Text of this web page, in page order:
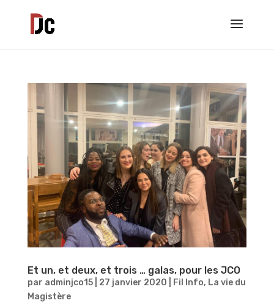
Et un, et deux, et trois … galas, pour les JCO
par adminjco15| 27 janvier 2020 Fil Info, La vie du
Magistère